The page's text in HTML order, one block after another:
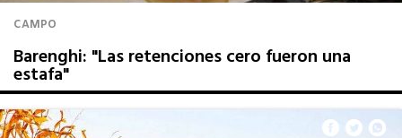
CAMPO
Barenghi: "Las retenciones cero fueron una
estafa"